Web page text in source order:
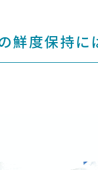
鮮度保持に